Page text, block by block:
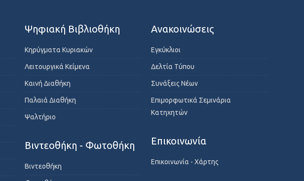
Ψηφιακή Βιβλιοθήκη
Κηρύγματα Κυριακών
Λειτουργικά Κείμενα
Καινή Διαθήκη
Παλαιά Διαθήκη
Ψαλτήριο
Βιντεοθήκη - Φωτοθήκη
Βιντεοθήκη
Ανακοινώσεις
Εγκύκλιοι
Δελτία Τύπου
Συνάξεις Νέων
Επιμορφωτικά Σεμινάρια
Κατηχητών
Επικοινωνία
Επικοινωνία - Χάρτης